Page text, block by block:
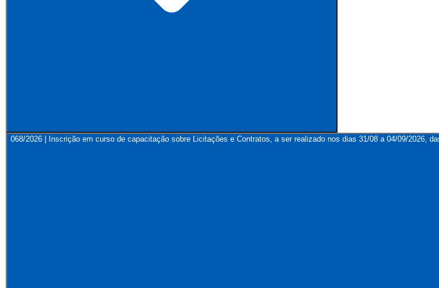
068/2026 | Inscrição em curso de capacitação sobre Licitações e Contratos, a ser realizado nos dias 31/08 a 04/09/2026,